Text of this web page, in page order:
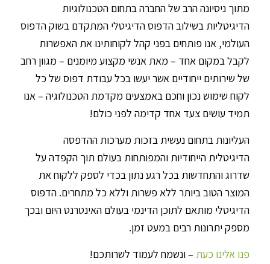
מתוך ניסיונה הרב של החברה בתחום הטכנולוגיות
הדיגיטליות בשילוב הדפוס הדיגיטלי המתקדם בשוק הדפוס
העולמי, אנו פותחים בפני קהל לקוחותינו את האפשרות
לקבל במקום אחד – מאת אנשי מקצוע מיומנים – מגוון רחב
של שירותים ייחודיים אשר יעשו בכל עבודת דפוס של כל
לקוח שימוש נכון וחכם באמצעים מקדמת הטכנולוגיה – אנו
תמיד עושים צעד אחד קדימה לפני כולם!
העליונות בתחום נעשית בזכות מערכות ההדפסה
הדיגיטלית הייחודיות והמפותחות בעולם תוך הקפדה על
שדרוג והתחדשות בכל רגע נתון בכדי לספק ללקוח את
המוצר הטוב ביותר ללא פשרות וללא כל מתחרים. הדפוס
הדיגיטלי מותאם לתוכן הדינמי בעולם האינטרנט היום ובכך
מספק יתרונות רבים במעט זמן.
פנו אלינו כעת – ונשמח לעמוד לשרותכם!